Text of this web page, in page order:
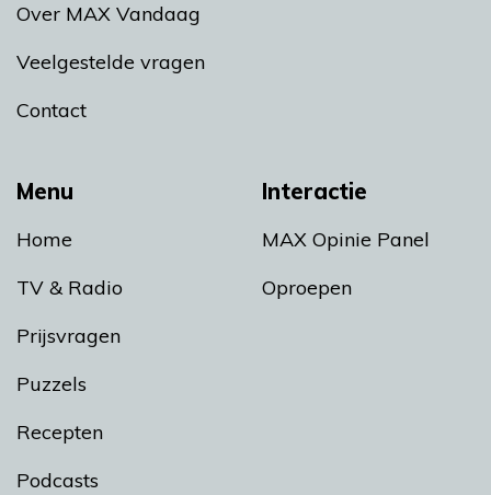
Menu
Home
TV & Radio
Prijsvragen
Puzzels
Recepten
Podcasts
Interactie
MAX Opinie Panel
Oproepen
Over MAX Vandaag
Veelgestelde vragen
Contact